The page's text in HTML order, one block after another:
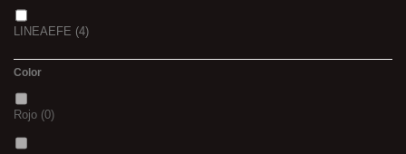
LINEAEFE (4)
Color
Rojo (0)